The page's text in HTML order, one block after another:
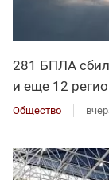
281 БПЛА
и еще 12
Общество